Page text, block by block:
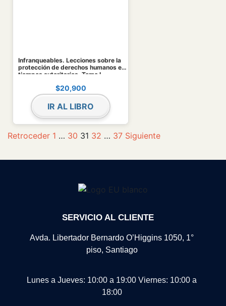
Infranqueables. Lecciones sobre la
protección de derechos humanos en
tiempos autoritarios. Tomo I
$20,900
IR AL LIBRO
Retroceder 1 … 30 31 32 … 37 Siguiente
SERVICIO AL CLIENTE
Avda. Libertador Bernardo O’Higgins 1050, 1°
piso, Santiago
Lunes a Jueves: 10:00 a 19:00 Viernes: 10:00 a
18:00